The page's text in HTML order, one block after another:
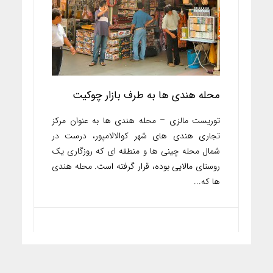
محله هندی ها به طرف بازار چوکیت
توریست مالزی – محله هندی ها به عنوان مرکز
تجاری هندی های شهر کوالالامپور، درست در
شمال محله چینی ها و منطقه ای که روزگاری یک
روستای مالایی بوده، قرار گرفته است. محله هندی
ها که...